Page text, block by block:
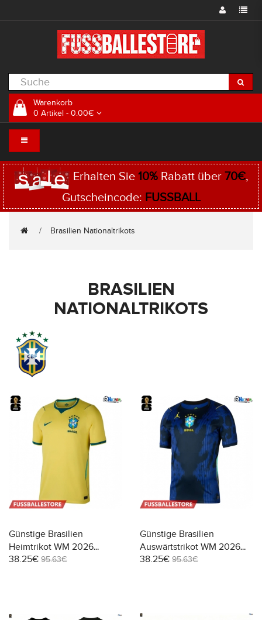
Warenkorb
0 Artikel - 0.00€
Erhalten Sie 10%Rabatt über 70€,
Gutscheincode: FUSSBALL
Brasilien Nationaltrikots
BRASILIEN
NATIONALTRIKOTS
Günstige Brasilien
Heimtrikot WM 2026
Kurzarm
38.25€ 95.63€
Günstige Brasilien
Auswärtstrikot WM 2026
Kurzarm
38.25€ 95.63€